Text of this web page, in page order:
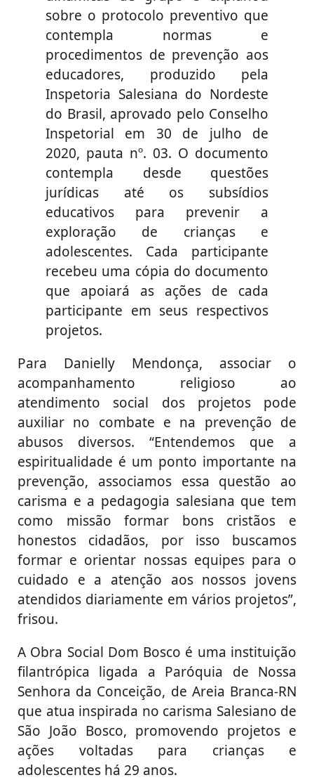
sobre o protocolo preventivo que
contempla normas e
procedimentos de prevenção aos
educadores, produzido pela
Inspetoria Salesiana do Nordeste
do Brasil, aprovado pelo Conselho
Inspetorial em 30 de julho de
2020, pauta nº. 03. O documento
contempla desde questões
jurídicas até os subsídios
educativos para prevenir a
exploração de crianças e
adolescentes. Cada participante
recebeu uma cópia do documento
que apoiará as ações de cada
participante em seus respectivos
projetos.
Para Danielly Mendonça, associar o
acompanhamento religioso ao
atendimento social dos projetos pode
auxiliar no combate e na prevenção de
abusos diversos. “Entendemos que a
espiritualidade é um ponto importante na
prevenção, associamos essa questão ao
carisma e a pedagogia salesiana que tem
como missão formar bons cristãos e
honestos cidadãos, por isso buscamos
formar e orientar nossas equipes para o
cuidado e a atenção aos nossos jovens
atendidos diariamente em vários projetos”,
frisou.
A Obra Social Dom Bosco é uma instituição
filantrópica ligada a Paróquia de Nossa
Senhora da Conceição, de Areia Branca-RN
que atua inspirada no carisma Salesiano de
São João Bosco, promovendo projetos e
ações voltadas para crianças e
adolescentes há 29 anos.